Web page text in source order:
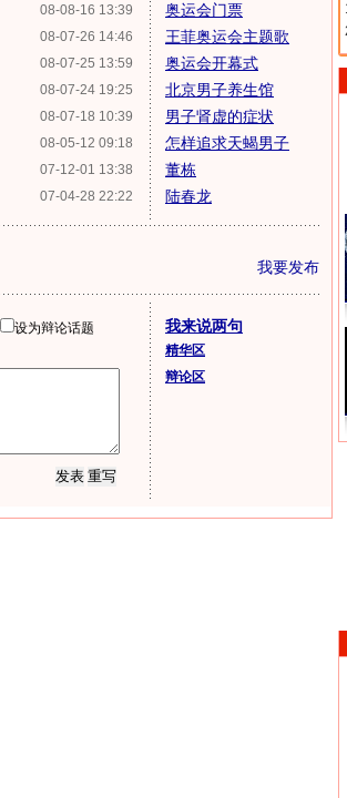
08-08-16 13:39
08-07-26 14:46
08-07-25 13:59
08-07-24 19:25
08-07-18 10:39
08-05-12 09:18
07-12-01 13:38
07-04-28 22:22
奥运会门票
王菲奥运会主题歌
奥运会开幕式
北京男子养生馆
男子肾虚的症状
怎样追求天蝎男子
董栋
陆春龙
我要发布
设为辩论话题
我来说两句
精华区
辩论区